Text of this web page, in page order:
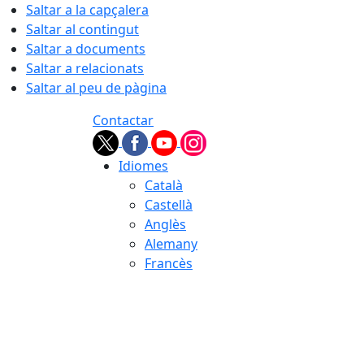
Saltar a la capçalera
Saltar al contingut
Saltar a documents
Saltar a relacionats
Saltar al peu de pàgina
Contactar
Idiomes
Català
Castellà
Anglès
Alemany
Francès